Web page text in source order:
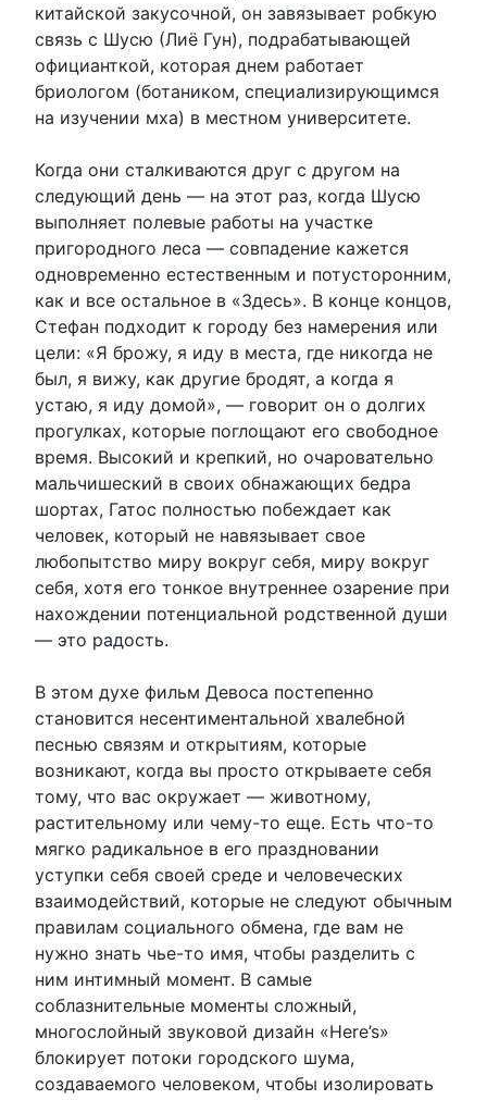
китайской закусочной, он завязывает робкую
связь с Шусю (Лиё Гун), подрабатывающей
официанткой, которая днем ​​работает
бриологом (ботаником, специализирующимся
на изучении мха) в местном университете.
Когда они сталкиваются друг с другом на
следующий день — на этот раз, когда Шусю
выполняет полевые работы на участке
пригородного леса — совпадение кажется
одновременно естественным и потусторонним,
как и все остальное в «Здесь». В конце концов,
Стефан подходит к городу без намерения или
цели: «Я брожу, я иду в места, где никогда не
был, я вижу, как другие бродят, а когда я
устаю, я иду домой», — говорит он о долгих
прогулках, которые поглощают его свободное
время. Высокий и крепкий, но очаровательно
мальчишеский в своих обнажающих бедра
шортах, Гатос полностью побеждает как
человек, который не навязывает свое
любопытство миру вокруг себя, миру вокруг
себя, хотя его тонкое внутреннее озарение при
нахождении потенциальной родственной души
— это радость.
В этом духе фильм Девоса постепенно
становится несентиментальной хвалебной
песнью связям и открытиям, которые
возникают, когда вы просто открываете себя
тому, что вас окружает — животному,
растительному или чему-то еще. Есть что-то
мягко радикальное в его праздновании
уступки себя своей среде и человеческих
взаимодействий, которые не следуют обычным
правилам социального обмена, где вам не
нужно знать чье-то имя, чтобы разделить с
ним интимный момент. В самые
соблазнительные моменты сложный,
многослойный звуковой дизайн «Here’s»
блокирует потоки городского шума,
создаваемого человеком, чтобы изолировать